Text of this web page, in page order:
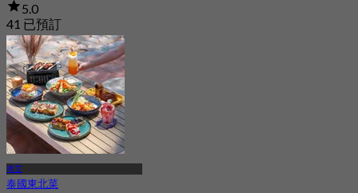
5.0
41 已預訂
起฿ 383.33
考艾
泰國東北菜